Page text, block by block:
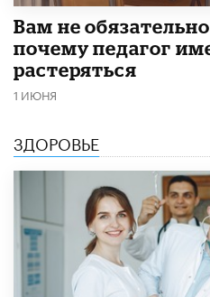
​Вам не
почему педагог
растеряться
1 ИЮНЯ
ЗДОРОВЬЕ